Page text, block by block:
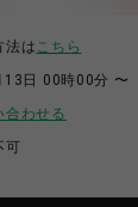
法はこちら
日 00時00分 〜
合わせる
可